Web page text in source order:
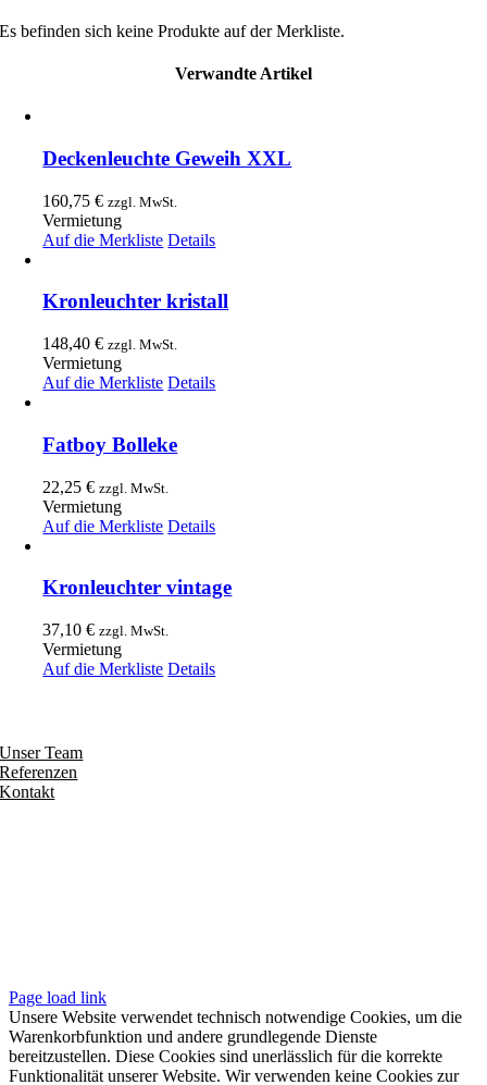
Es befinden sich keine Produkte auf der Merkliste.
Verwandte Artikel
Deckenleuchte Geweih XXL
160,75€ zzgl. MwSt.
Vermietung
Auf die Merkliste Details
Kronleuchter kristall
148,40€ zzgl. MwSt.
Vermietung
Auf die Merkliste Details
Fatboy Bolleke
22,25€ zzgl. MwSt.
Vermietung
Auf die Merkliste Details
Kronleuchter vintage
37,10€ zzgl. MwSt.
Vermietung
Auf die Merkliste Details
Unser Team
Referenzen
Kontakt
Page load link
Unsere Website verwendet technisch notwendige Cookies, um die
Warenkorbfunktion und andere grundlegende Dienste
bereitzustellen. Diese Cookies sind unerlässlich für die korrekte
Funktionalität unserer Website. Wir verwenden keine Cookies zur